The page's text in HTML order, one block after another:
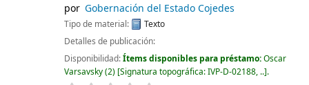
por Gobernación del Estado Cojedes
Tipo de material:
Texto
Detalles de publicación:
Disponibilidad:Ítems disponibles para préstamo:Oscar
Varsavsky(2) Signatura topográfica:IVP-D-02188, .. .